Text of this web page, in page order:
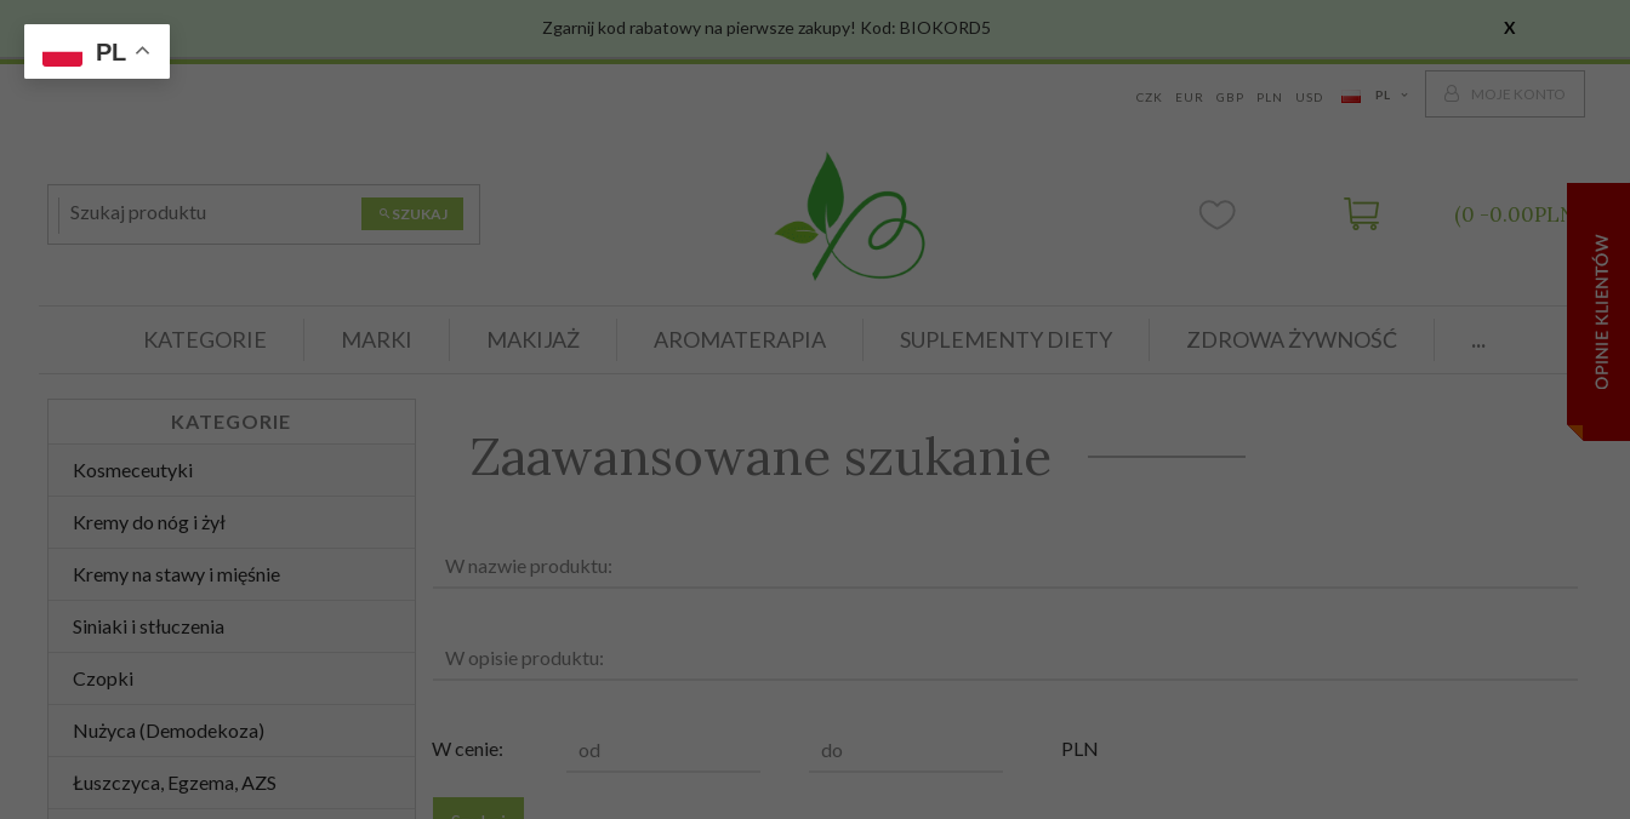
Zgarnij kod rabatowy na pierwsze zakupy! Kod: BIOKORD5 X
CZK EUR GBP PLN USD PL MOJE KONTO
SZUKAJ 0 0.00PLN
KATEGORIE MARKI MAKIJAŻ AROMATERAPIA SUPLEMENTY DIETY ZDROWA ŻYWNOŚĆ ...
KATEGORIE
Kosmeceutyki
Kremy do nóg i żył
Kremy na stawy i mięśnie
Siniaki i stłuczenia
Czopki
Nużyca (Demodekoza)
Łuszczyca, Egzema, AZS
Zaawansowane szukanie
W nazwie produktu:
W opisie produktu:
W cenie: od do PLN
PL